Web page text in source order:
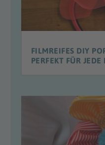
FILMREIFES DIY
PERFEKT FÜR JEDE